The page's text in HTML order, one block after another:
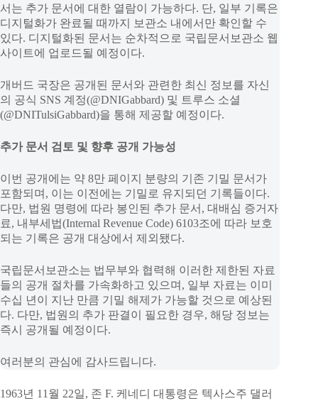
서는 추가 문서에 대한 열람이 가능하다. 단, 일부 기록은
디지털화가 완료될 때까지 보관소 내에서만 확인할 수
있다. 디지털화된 문서는 순차적으로 국립문서보관소 웹
사이트에 업로드될 예정이다.
개버드 국장은 공개된 문서와 관련한 최신 정보를 자신
의 공식 SNS 계정(@DNIGabbard) 및 트루스 소셜
(@DNITulsiGabbard)을 통해 제공할 예정이다.
추가 문서 검토 및 향후 공개 가능성
이번 공개에는 약 8만 페이지 분량의 기존 기밀 문서가
포함되며, 이는 이전에는 기밀로 유지되던 기록들이다.
다만, 법원 명령에 따라 봉인된 추가 문서, 대배심 증거자
료, 내부세법(Internal Revenue Code) 6103조에 따라 보호
되는 기록은 공개 대상에서 제외됐다.
국립문서보관소는 법무부와 협력해 이러한 제한된 자료
들의 공개 절차를 가속화하고 있으며, 일부 자료는 이미
수십 년이 지난 만큼 기밀 해제가 가능할 것으로 예상된
다. 다만, 법원의 추가 판결이 필요한 경우, 해당 정보는
즉시 공개될 예정이다.
여러분의 관심에 감사드립니다.
1963년 11월 22일, 존 F. 케네디 대통령은 텍사스주 댈러